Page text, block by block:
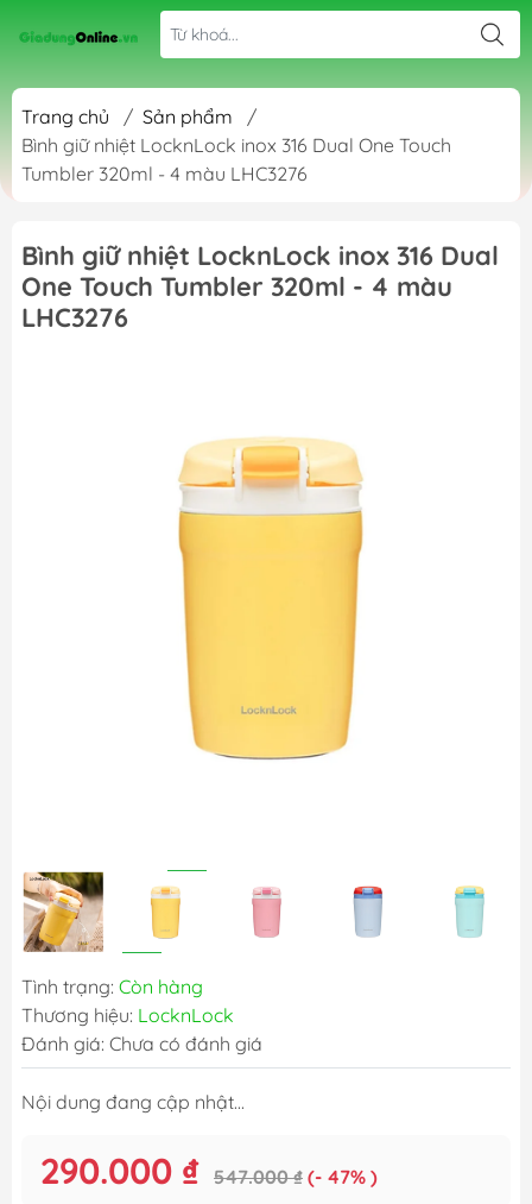
Trang chủ / Sản phẩm
/
Bình giữ nhiệt LocknLock inox 316 Dual One Touch
Tumbler 320ml - 4 màu LHC3276
Bình giữ nhiệt LocknLock inox 316 Dual
One Touch Tumbler 320ml - 4 màu
LHC3276
Tình trạng: Còn hàng
Thương hiệu: LocknLock
Đánh giá: Chưa có đánh giá
Nội dung đang cập nhật...
290.000 ₫ 547.000 ₫ (- 47% )